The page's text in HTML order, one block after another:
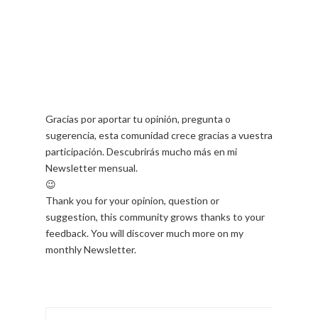
Gracias por aportar tu opinión, pregunta o
sugerencia, esta comunidad crece gracias a vuestra
participación. Descubrirás mucho más en mi
Newsletter mensual.
😉
Thank you for your opinion, question or
suggestion, this community grows thanks to your
feedback. You will discover much more on my
monthly Newsletter.